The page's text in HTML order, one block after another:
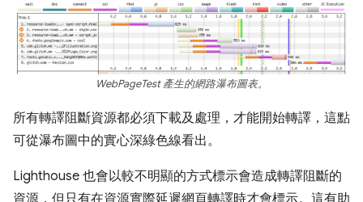
WebPageTest 產生的網路瀑布圖表。
所有轉譯阻斷資源都必須下載及處理，才能開始轉譯，這點
可從瀑布圖中的實心深綠色線看出。
Lighthouse 也會以較不明顯的方式標示會造成轉譯阻斷的